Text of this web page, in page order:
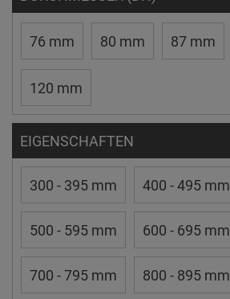
76 mm 80 mm 87 mm
120 mm
EIGENSCHAFTEN
300 - 395 mm 400 - 495 mm
500 - 595 mm 600 - 695 mm
700 - 795 mm 800 - 895 mm